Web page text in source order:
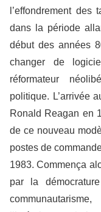
l’effondrement
dans la période
début des années
changer de
réformateur
politique. L’arrivée
Ronald Reagan en
de ce nouveau
postes de
1983. Commença
par la